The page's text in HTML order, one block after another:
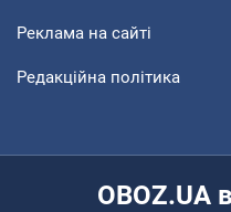
Реклама на сайті
Редакційна політика
OBOZ.UA